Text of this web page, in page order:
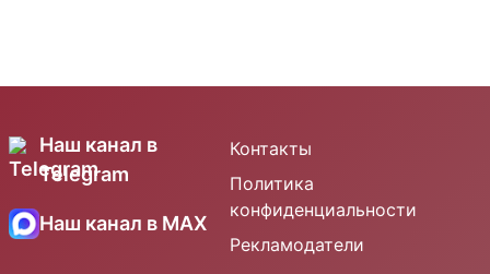
Наш канал в
Telegram
Наш канал в MAX
Контакты
Политика
конфиденциальности
Рекламодатели